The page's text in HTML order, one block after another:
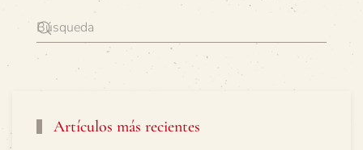
Artículos más recientes